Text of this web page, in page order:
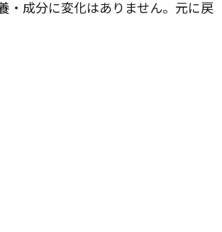
・成分に変化はありません。元に戻